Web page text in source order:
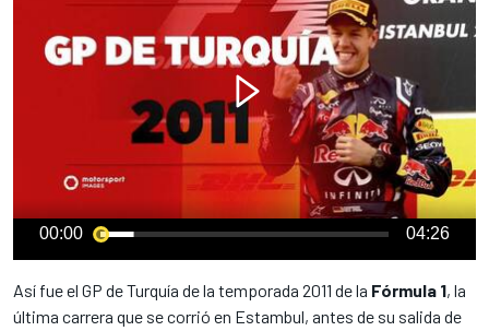
00:00 04:26
Así fue el GP de Turquía de la temporada 2011 de la Fórmula 1, la
última carrera que se corrió en Estambul, antes de su salida de